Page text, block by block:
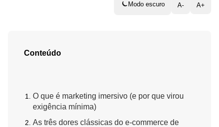
Modo escuro A- A+
Conteúdo
O que é marketing imersivo (e por que virou
exigência mínima)
As três dores clássicas do e-commerce de